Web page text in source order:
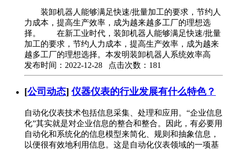
装卸机器人能够满足快速/批量加工的要求，节约人
力成本，提高生产效率，成为越来越多工厂的理想选
择。 在新工业时代，装卸机器人能够满足快速/批量
加工的要求，节约人力成本，提高生产效率，成为越来
越多工厂的理想选择。本发明装卸机器人系统效率高
发布时间：2022-12-28 点击次数：181
[公司动态] 仪器仪表的行业发展有什么特色？
自动化仪表技术包括信息采集、处理和应用。“企业信息
化”其实就是对企业信息的整合和整合。因此，有必要用
自动化和系统化的信息模型来简化、规则和抽象信息，
以便很有效地利用信息。这是自动化仪表领域的一项基